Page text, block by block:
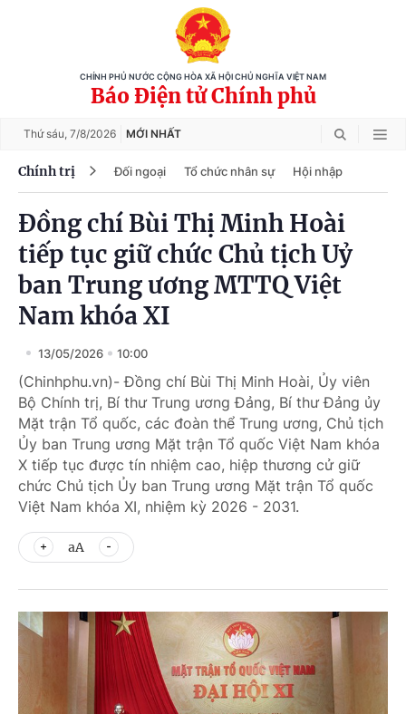
CHÍNH PHỦ NƯỚC CỘNG HÒA XÃ HỘI CHỦ NGHĨA VIỆT NAM
Báo Điện tử Chính phủ
Thứ sáu, 7/8/2026 MỚI NHẤT
Chính trị Đối ngoại Tổ chức nhân sự Hội nhập
Đồng chí Bùi Thị Minh Hoài
tiếp tục giữ chức Chủ tịch Uỷ
ban Trung ương MTTQ Việt
Nam khóa XI
13/05/2026 10:00
(Chinhphu.vn)- Đồng chí Bùi Thị Minh Hoài, Ủy viên
Bộ Chính trị, Bí thư Trung ương Đảng, Bí thư Đảng ủy
Mặt trận Tổ quốc, các đoàn thể Trung ương, Chủ tịch
Ủy ban Trung ương Mặt trận Tổ quốc Việt Nam khóa
X tiếp tục được tín nhiệm cao, hiệp thương cử giữ
chức Chủ tịch Ủy ban Trung ương Mặt trận Tổ quốc
Việt Nam khóa XI, nhiệm kỳ 2026 - 2031.
aA